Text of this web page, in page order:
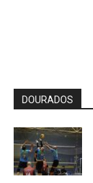
DOURADOS